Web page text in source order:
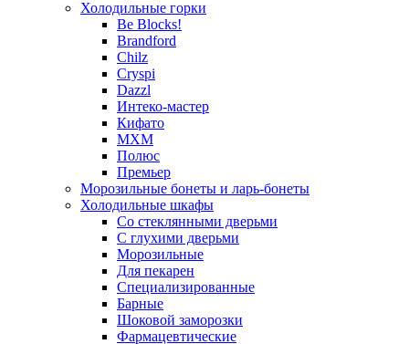
Холодильные горки
Be Blocks!
Brandford
Chilz
Cryspi
Dazzl
Интеко-мастер
Кифато
МХМ
Полюс
Премьер
Морозильные бонеты и ларь-бонеты
Холодильные шкафы
Со стеклянными дверьми
С глухими дверьми
Морозильные
Для пекарен
Специализированные
Барные
Шоковой заморозки
Фармацевтические